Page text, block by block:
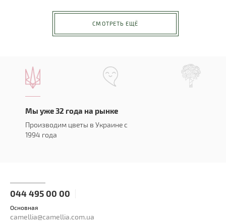
СМОТРЕТЬ ЕЩЁ
Мы уже 32 года на рынке
Производим цветы в Украине с
1994 года
044 495 00 00
Основная
camellia@camellia.com.ua